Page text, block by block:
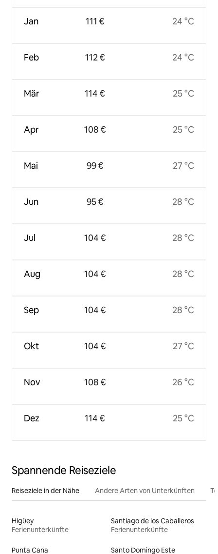
Jan
Feb
Mär
Apr
Mai
Jun
Jul
Aug
Sep
Okt
Nov
Dez
111 €
112 €
114 €
108 €
99 €
95 €
104 €
104 €
104 €
104 €
108 €
114 €
24 °C
24 °C
25 °C
25 °C
27 °C
28 °C
28 °C
28 °C
28 °C
27 °C
26 °C
25 °C
Spannende Reiseziele
Reiseziele in der Nähe Andere Arten von Unterkünften
Higüey
Ferienunterkünfte
Santiago de los Caballeros
Ferienunterkünfte
Punta Cana Santo Domingo Este